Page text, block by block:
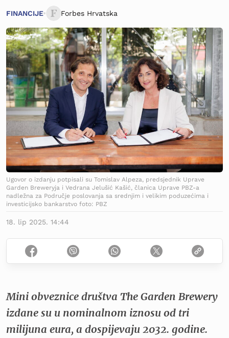
FINANCIJE Forbes Hrvatska
Ugovor o izdanju potpisali su Tomislav Alpeza, predsjednik Uprave
Garden Breweryja i Vedrana Jelušić Kašić, članica Uprave PBZ-a
nadležna za Područje poslovanja sa srednjim i velikim poduzećima i
investicijsko bankarstvo foto: PBZ
18. lip 2025. 14:44
Mini obveznice društva The Garden Brewery
izdane su u nominalnom iznosu od tri
milijuna eura, a dospijevaju 2032. godine.